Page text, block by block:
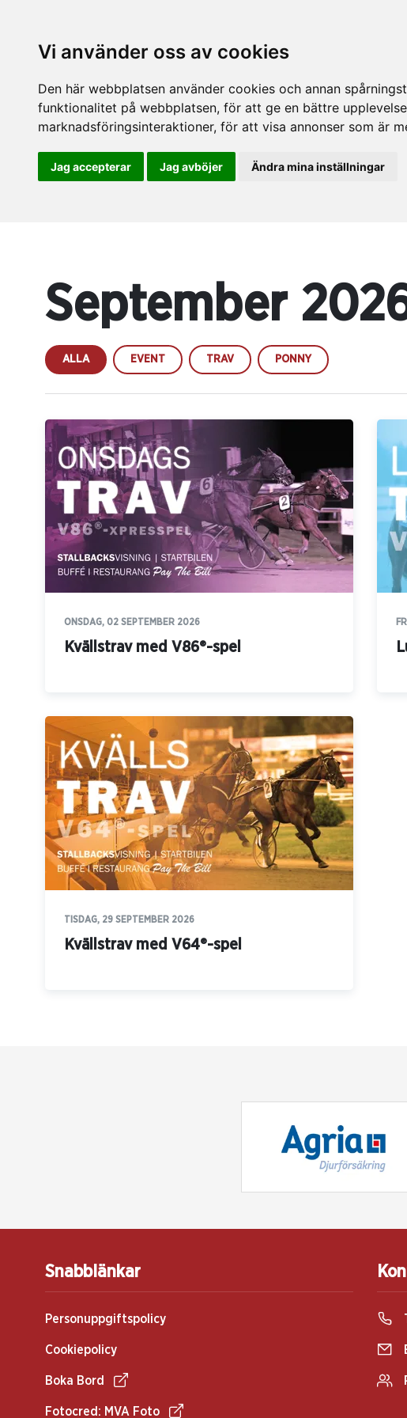
Vi använder oss av cookies
Den här webbplatsen använder cookies och annan
funktionalitet på webbplatsen, för att ge en bättre
marknadsföringsinteraktioner, för att visa annonser som är
Jag accepterar Jag avböjer Ändra mina inställningar
September
ALLA EVENT TRAV PONNY
ONSDAG, 02 SEPTEMBER 2026
Kvällstrav med V86®-spel
TISDAG, 29 SEPTEMBER 2026
Kvällstrav med V64®-spel
Snabblänkar
Personuppgiftspolicy
Cookiepolicy
Boka Bord
Fotocred: MVA Foto